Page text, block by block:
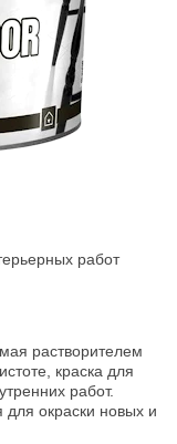
работ
растворителем
краска для
работ.
для окраски новых и